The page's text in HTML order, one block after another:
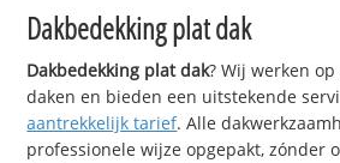
Dakbedekking plat dak
Dakbedekking plat dak? Wij werken
daken en bieden een uitstekende
aantrekkelijk tarief. Alle
professionele wijze opgepakt, zónder